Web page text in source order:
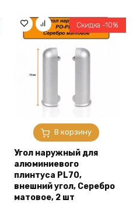
2520,00 ₽.
В корзину
Скидка -10%
Угол наружный для
алюминиевого
плинтуса PL70,
внешний угол, Серебро
матовое, 2 шт